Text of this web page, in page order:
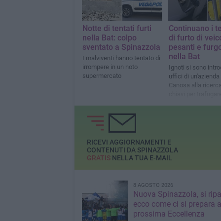
Notte di tentati furti
nella Bat: colpo
sventato a Spinazzola
I malviventi hanno tentato di
irrompere in un noto
supermercato
Continuano i
di furto di
pesanti e
nella Bat
Ignoti si sono
uffici di un'azienda
Canosa alla
RICEVI AGGIORNAMENTI E
CONTENUTI DA SPINAZZOLA
GRATISNELLA TUA E-MAIL
8 AGOSTO 2026
Nuova Spinazzola, si
ecco come ci si prepara
prossima Eccellenza